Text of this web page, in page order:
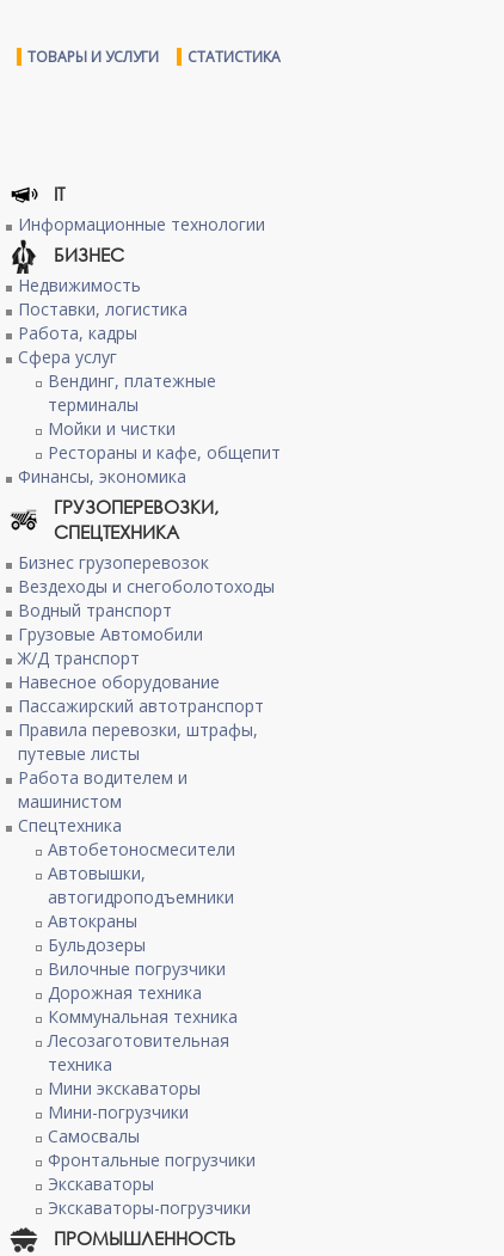
ТОВАРЫ И УСЛУГИ СТАТИСТИКА
IT
Информационные технологии
БИЗНЕС
Недвижимость
Поставки, логистика
Работа, кадры
Сфера услуг
Вендинг, платежные
терминалы
Мойки и чистки
Рестораны и кафе, общепит
Финансы, экономика
ГРУЗОПЕРЕВОЗКИ,
СПЕЦТЕХНИКА
Бизнес грузоперевозок
Вездеходы и снегоболотоходы
Водный транспорт
Грузовые Автомобили
Ж/Д транспорт
Навесное оборудование
Пассажирский автотранспорт
Правила перевозки, штрафы,
путевые листы
Работа водителем и
машинистом
Спецтехника
Автобетоносмесители
Автовышки,
автогидроподъемники
Автокраны
Бульдозеры
Вилочные погрузчики
Дорожная техника
Коммунальная техника
Лесозаготовительная
техника
Мини экскаваторы
Мини-погрузчики
Самосвалы
Фронтальные погрузчики
Экскаваторы
Экскаваторы-погрузчики
ПРОМЫШЛЕННОСТЬ